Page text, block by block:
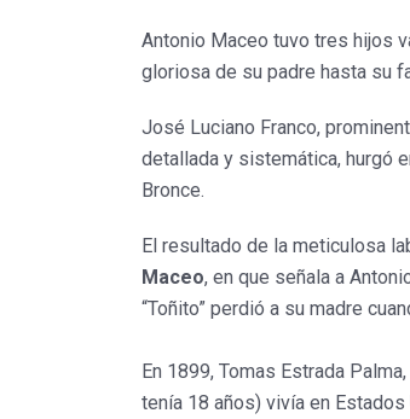
Antonio Maceo tuvo tres hijos
gloriosa de su padre hasta su
José Luciano Franco,
detallada y sistemática, hurgó
Bronce.
El resultado de la meticulosa
Maceo, en que señala a
“Toñito” perdió a su madre
En 1899, Tomas Estrada
tenía 18 años) vivía en